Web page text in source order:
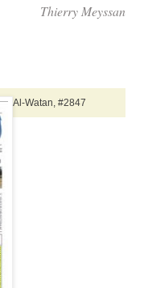
Thierry Meyssan
Al-Watan, #2847